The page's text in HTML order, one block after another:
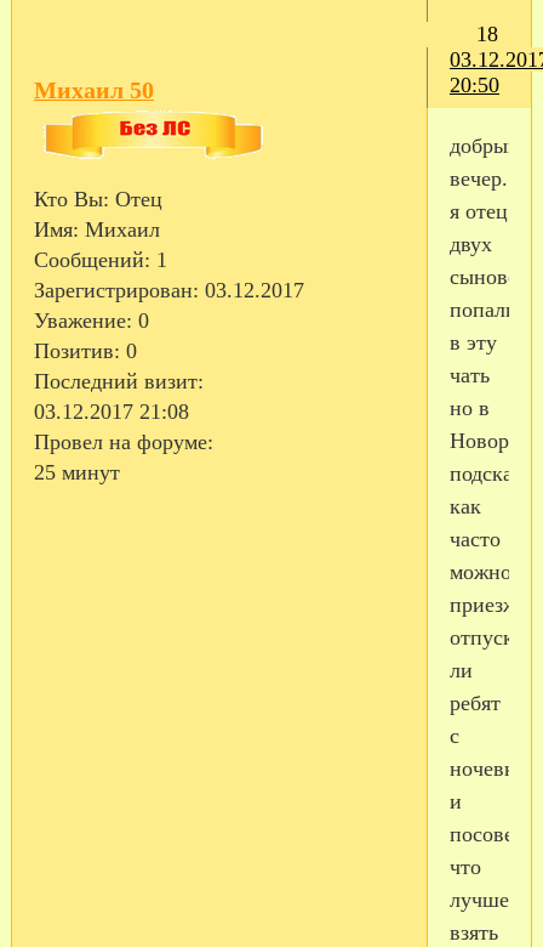
18
20:50
Михаил 50
Кто Вы: Отец
Имя: Михаил
Сообщений: 1
Зарегистрирован: 03.12.2017
Уважение: 0
Позитив: 0
Последний визит:
03.12.2017 21:08
Провел на форуме:
25 минут
добрый
вечер.
я отец
двух
сыновей.
попали
в эту
чать
но в
как
часто
можно
ли
ребят
с
и
что
лучше
взять